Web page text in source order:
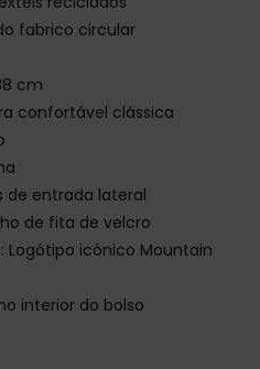
fabrico circular
cm
confortável clássica
de entrada lateral
de fita de velcro
Logótipo icónico Mountain
interior do bolso